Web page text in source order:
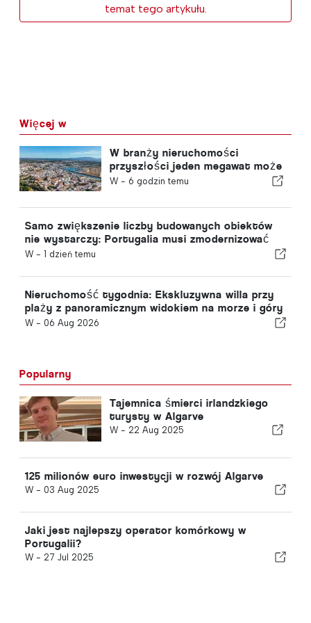
temat tego artykułu.
Więcej w
W branży nieruchomości
przyszłości jeden megawat może
być wart tyle samo, co jeden
W - 6 godzin temu
Samo zwiększenie liczby budowanych obiektów
nie wystarczy: Portugalia musi zmodernizować
swój zasób nieruchomości
W - 1 dzień temu
Nieruchomość tygodnia: Ekskluzywna willa przy
plaży z panoramicznym widokiem na morze i góry
Arrábida
W - 06 Aug 2026
Popularny
Tajemnica śmierci irlandzkiego
turysty w Algarve
W - 22 Aug 2025
125 milionów euro inwestycji w rozwój Algarve
W - 03 Aug 2025
Jaki jest najlepszy operator komórkowy w
Portugalii?
W - 27 Jul 2025